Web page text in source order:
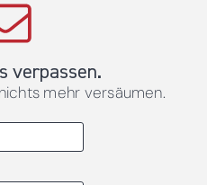
verpassen.
mehr versäumen.